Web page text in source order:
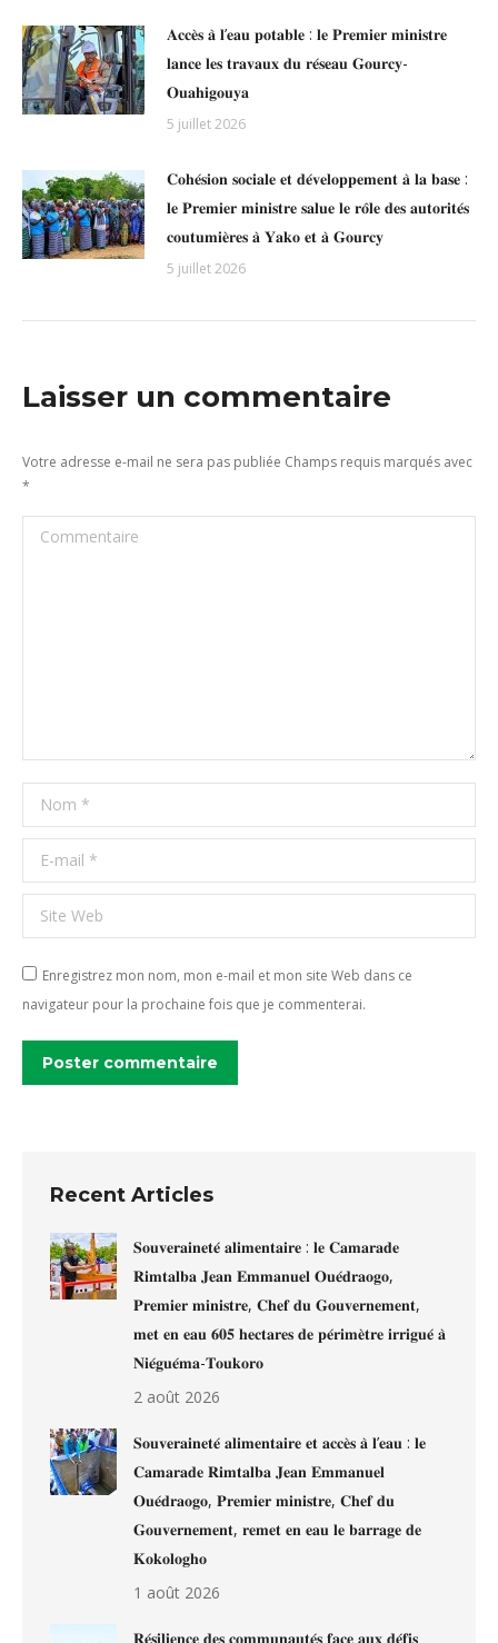
𝐀𝐜𝐜𝐞̀𝐬 𝐚̀ 𝐥’𝐞𝐚𝐮 𝐩𝐨𝐭𝐚𝐛𝐥𝐞 : 𝐥𝐞 𝐏𝐫𝐞𝐦𝐢𝐞𝐫 𝐦𝐢𝐧𝐢𝐬𝐭𝐫𝐞
𝐥𝐚𝐧𝐜𝐞 𝐥𝐞𝐬 𝐭𝐫𝐚𝐯𝐚𝐮𝐱 𝐝𝐮 𝐫𝐞́𝐬𝐞𝐚𝐮 𝐆𝐨𝐮𝐫𝐜𝐲-
𝐎𝐮𝐚𝐡𝐢𝐠𝐨𝐮𝐲𝐚
5 juillet 2026
𝐂𝐨𝐡𝐞́𝐬𝐢𝐨𝐧 𝐬𝐨𝐜𝐢𝐚𝐥𝐞 𝐞𝐭 𝐝𝐞́𝐯𝐞𝐥𝐨𝐩𝐩𝐞𝐦𝐞𝐧𝐭 𝐚̀ 𝐥𝐚 𝐛𝐚𝐬𝐞 :
𝐥𝐞 𝐏𝐫𝐞𝐦𝐢𝐞𝐫 𝐦𝐢𝐧𝐢𝐬𝐭𝐫𝐞 𝐬𝐚𝐥𝐮𝐞 𝐥𝐞 𝐫𝐨̂𝐥𝐞 𝐝𝐞𝐬 𝐚𝐮𝐭𝐨𝐫𝐢𝐭𝐞́𝐬
𝐜𝐨𝐮𝐭𝐮𝐦𝐢𝐞̀𝐫𝐞𝐬 𝐚̀ 𝐘𝐚𝐤𝐨 𝐞𝐭 𝐚̀ 𝐆𝐨𝐮𝐫𝐜𝐲
5 juillet 2026
Laisser un commentaire
Votre adresse e-mail ne sera pas publiée Champs requis marqués avec
*
Commentaire
Nom *
E-mail *
Site Web
Enregistrez mon nom, mon e-mail et mon site Web dans ce
navigateur pour la prochaine fois que je commenterai.
Poster commentaire
Recent Articles
𝐒𝐨𝐮𝐯𝐞𝐫𝐚𝐢𝐧𝐞𝐭𝐞́ 𝐚𝐥𝐢𝐦𝐞𝐧𝐭𝐚𝐢𝐫𝐞 : 𝐥𝐞 𝐂𝐚𝐦𝐚𝐫𝐚𝐝𝐞
𝐑𝐢𝐦𝐭𝐚𝐥𝐛𝐚 𝐉𝐞𝐚𝐧 𝐄𝐦𝐦𝐚𝐧𝐮𝐞𝐥 𝐎𝐮𝐞́𝐝𝐫𝐚𝐨𝐠𝐨,
𝐏𝐫𝐞𝐦𝐢𝐞𝐫 𝐦𝐢𝐧𝐢𝐬𝐭𝐫𝐞, 𝐂𝐡𝐞𝐟 𝐝𝐮 𝐆𝐨𝐮𝐯𝐞𝐫𝐧𝐞𝐦𝐞𝐧𝐭,
𝐦𝐞𝐭 𝐞𝐧 𝐞𝐚𝐮 𝟔𝟎𝟓 𝐡𝐞𝐜𝐭𝐚𝐫𝐞𝐬 𝐝𝐞 𝐩𝐞́𝐫𝐢𝐦𝐞̀𝐭𝐫𝐞 𝐢𝐫𝐫𝐢𝐠𝐮𝐞́ 𝐚̀
𝐍𝐢𝐞́𝐠𝐮𝐞́𝐦𝐚-𝐓𝐨𝐮𝐤𝐨𝐫𝐨
2 août 2026
𝐒𝐨𝐮𝐯𝐞𝐫𝐚𝐢𝐧𝐞𝐭𝐞́ 𝐚𝐥𝐢𝐦𝐞𝐧𝐭𝐚𝐢𝐫𝐞 𝐞𝐭 𝐚𝐜𝐜𝐞̀𝐬 𝐚̀ 𝐥’𝐞𝐚𝐮 : 𝐥𝐞
𝐂𝐚𝐦𝐚𝐫𝐚𝐝𝐞 𝐑𝐢𝐦𝐭𝐚𝐥𝐛𝐚 𝐉𝐞𝐚𝐧 𝐄𝐦𝐦𝐚𝐧𝐮𝐞𝐥
𝐎𝐮𝐞́𝐝𝐫𝐚𝐨𝐠𝐨, 𝐏𝐫𝐞𝐦𝐢𝐞𝐫 𝐦𝐢𝐧𝐢𝐬𝐭𝐫𝐞, 𝐂𝐡𝐞𝐟 𝐝𝐮
𝐆𝐨𝐮𝐯𝐞𝐫𝐧𝐞𝐦𝐞𝐧𝐭, 𝐫𝐞𝐦𝐞𝐭 𝐞𝐧 𝐞𝐚𝐮 𝐥𝐞 𝐛𝐚𝐫𝐫𝐚𝐠𝐞 𝐝𝐞
𝐊𝐨𝐤𝐨𝐥𝐨𝐠𝐡𝐨
1 août 2026
𝐑𝐞́𝐬𝐢𝐥𝐢𝐞𝐧𝐜𝐞 𝐝𝐞𝐬 𝐜𝐨𝐦𝐦𝐮𝐧𝐚𝐮𝐭𝐞́𝐬 𝐟𝐚𝐜𝐞 𝐚𝐮𝐱 𝐝𝐞́𝐟𝐢𝐬